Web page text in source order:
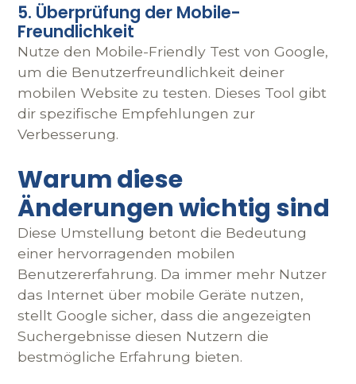
5. Überprüfung der Mobile-
Freundlichkeit
Nutze den Mobile-Friendly Test von Google,
um die Benutzerfreundlichkeit deiner
mobilen Website zu testen. Dieses Tool gibt
dir spezifische Empfehlungen zur
Verbesserung.
Warum diese
Änderungen wichtig sind
Diese Umstellung betont die Bedeutung
einer hervorragenden mobilen
Benutzererfahrung. Da immer mehr Nutzer
das Internet über mobile Geräte nutzen,
stellt Google sicher, dass die angezeigten
Suchergebnisse diesen Nutzern die
bestmögliche Erfahrung bieten.